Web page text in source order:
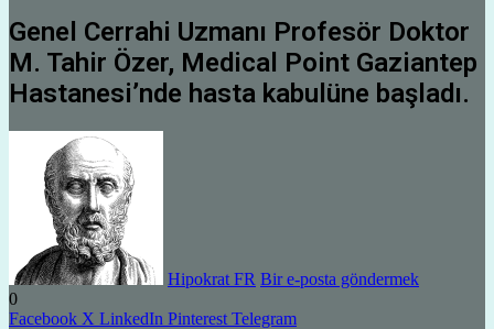
Genel Cerrahi Uzmanı Profesör Doktor
M. Tahir Özer, Medical Point Gaziantep
Hastanesi’nde hasta kabulüne başladı.
Hipokrat FR Bir e-posta göndermek
0
Facebook X LinkedIn Pinterest Telegram